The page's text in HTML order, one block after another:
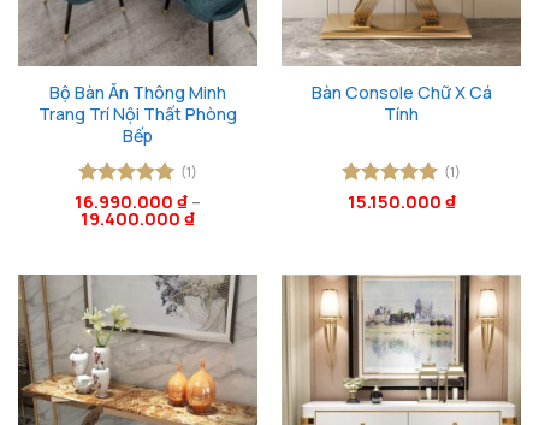
Bộ Bàn Ăn Thông Minh
Trang Trí Nội Thất Phòng
Bếp
Được xếp
hạng55
(1)
16.990.000 ₫ –
19.400.000 ₫
Bàn Console Chữ X Cá
Tính
Được xếp
(1)
15.150.000 ₫